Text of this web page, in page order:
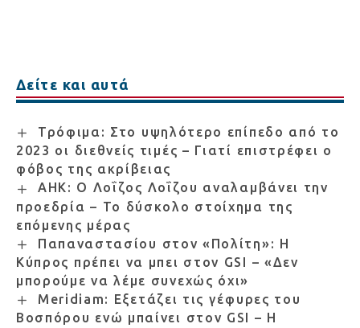
Δείτε και αυτά
Τρόφιμα: Στο υψηλότερο επίπεδο από το
2023 οι διεθνείς τιμές – Γιατί επιστρέφει ο
φόβος της ακρίβειας
ΑΗΚ: Ο Λοΐζος Λοΐζου αναλαμβάνει την
προεδρία – Το δύσκολο στοίχημα της
επόμενης μέρας
Παπαναστασίου στον «Πολίτη»: Η
Κύπρος πρέπει να μπει στον GSI – «Δεν
μπορούμε να λέμε συνεχώς όχι»
Meridiam: Εξετάζει τις γέφυρες του
Βοσπόρου ενώ μπαίνει στον GSI – Η